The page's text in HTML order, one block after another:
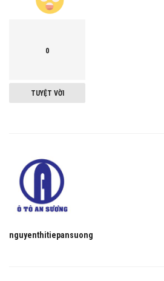
0
TUYỆT VỜI
nguyenthitiepansuong